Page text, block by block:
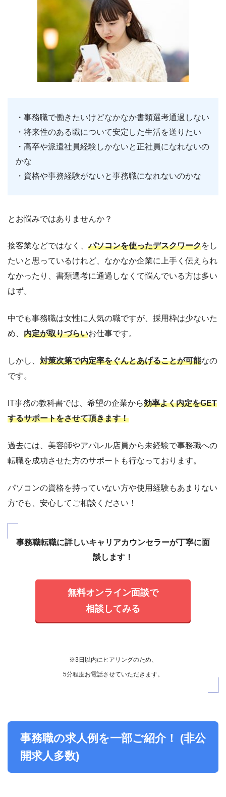
・事務職で働きたいけどなかなか書類選考通過しない
・将来性のある職について安定した生活を送りたい
・高卒や派遣社員経験しかないと正社員になれないの
かな
・資格や事務経験がないと事務職になれないのかな
とお悩みではありませんか？
接客業などではなく、パソコンを使ったデスクワークをし
たいと思っているけれど、なかなか企業に上手く伝えられ
なかったり、書類選考に通過しなくて悩んでいる方は多い
はず。
中でも事務職は女性に人気の職ですが、採用枠は少ないた
め、 内定が取りづらいお仕事です。
しかし、 対策次第で内定率をぐんとあげることが可能なの
です。
IT事務の教科書では、希望の企業から効率よく内定をGET
するサポートをさせて頂きます！
過去には、美容師やアパレル店員から未経験で事務職への
転職を成功させた方のサポートも行なっております。
パソコンの資格を持っていない方や使用経験もあまりない
方でも、安心してご相談ください！
事務職転職に詳しいキャリアカウンセラーが丁寧に面
談します！
無料オンライン面談で
相談してみる
※3日以内にヒアリングのため、
5分程度お電話させていただきます。
事務職の求人例を一部ご紹介！ (非公
開求人多数)